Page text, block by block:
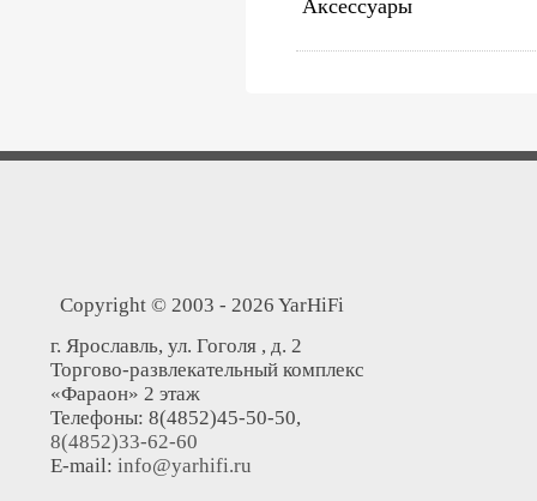
Аксессуары
Copyright © 2003 - 2026 YarHiFi
г. Ярославль, ул. Гоголя , д. 2
Торгово-развлекательный комплекс
«Фараон» 2 этаж
Телефоны: 8(4852)45-50-50,
8(4852)33-62-60
E-mail: info@yarhifi.ru